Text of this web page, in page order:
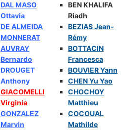
DAL MASO
Ottavia
DE ALMEIDA
MONNERAT
AUVRAY
Bernardo
DROUGET
Anthony
GIACOMELLI
Virginia
GONZALEZ
Marvin
BEN KHALIFA
Riadh
BEZIAS Jean-
Rémy
BOTTACIN
Francesca
BOUVIER Yann
CHEN Yu Yao
CHOCHOY
Matthieu
COCOUAL
Mathilde